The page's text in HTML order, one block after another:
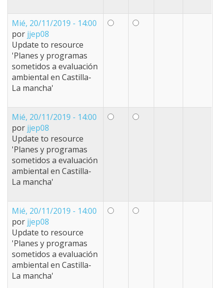
Mié, 20/11/2019 - 14:00
por jjep08
Update to resource
'Planes y programas
sometidos a evaluación
ambiental en Castilla-
La mancha'
Mié, 20/11/2019 - 14:00
por jjep08
Update to resource
'Planes y programas
sometidos a evaluación
ambiental en Castilla-
La mancha'
Mié, 20/11/2019 - 14:00
por jjep08
Update to resource
'Planes y programas
sometidos a evaluación
ambiental en Castilla-
La mancha'